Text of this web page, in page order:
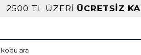
2500 TL ÜZERİ ÜCRETSİZ